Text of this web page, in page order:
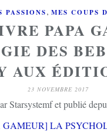
PASSIONS, MES COUPS
PAPA
DES
AUX
23 NOVEMBRE 2017
Starsystemf et publié